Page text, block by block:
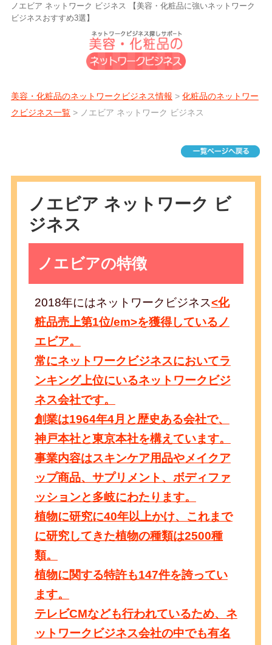
ノエビア ネットワーク ビジネス 【美容・化粧品に強いネットワーク
ビジネスおすすめ3選】
美容・化粧品のネットワークビジネス情報 > 化粧品のネットワー
クビジネス一覧> ノエビア ネットワーク ビジネス
ノエビア ネットワーク ビ
ジネス
ノエビアの特徴
2018年にはネットワークビジネス<化
粧品売上第1位/em>を獲得しているノ
エビア。
常にネットワークビジネスにおいてラ
ンキング上位にいるネットワークビジ
ネス会社です。
創業は1964年4月と歴史ある会社で、
神戸本社と東京本社を構えています。
事業内容はスキンケア用品やメイクア
ップ商品、サプリメント、ボディファ
ッションと多岐にわたります。
植物に研究に40年以上かけ、これまで
に研究してきた植物の種類は2500種
類。
植物に関する特許も147件を誇ってい
ます。
テレビCMなども行われているため、ネ
ットワークビジネス会社の中でも有名